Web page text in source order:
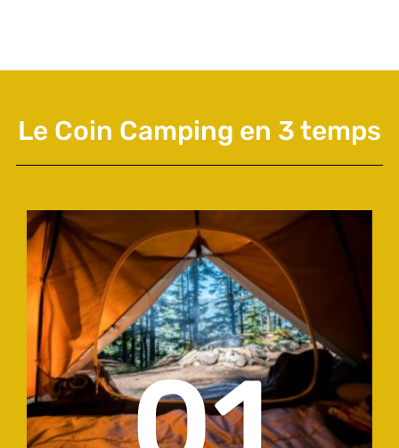
Le Coin Camping en 3 temps